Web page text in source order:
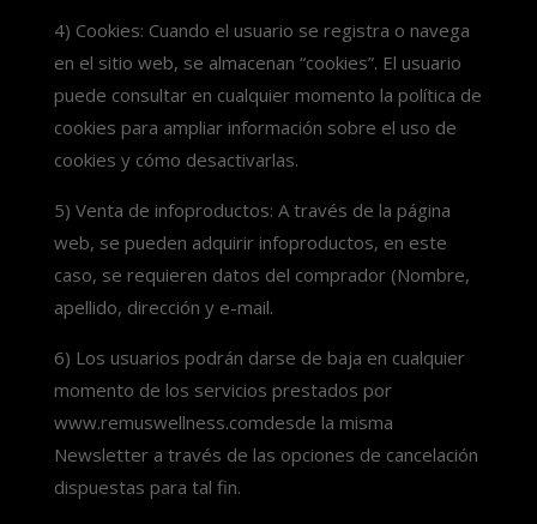
4) Cookies: Cuando el usuario se registra o navega
en el sitio web, se almacenan “cookies”. El usuario
puede consultar en cualquier momento la política de
cookies para ampliar información sobre el uso de
cookies y cómo desactivarlas.
5) Venta de infoproductos: A través de la página
web, se pueden adquirir infoproductos, en este
caso, se requieren datos del comprador (Nombre,
apellido, dirección y e-mail.
6) Los usuarios podrán darse de baja en cualquier
momento de los servicios prestados por
www.remuswellness.comdesde la misma
Newsletter a través de las opciones de cancelación
dispuestas para tal fin.